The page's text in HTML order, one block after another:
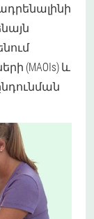
(MAOIs) և